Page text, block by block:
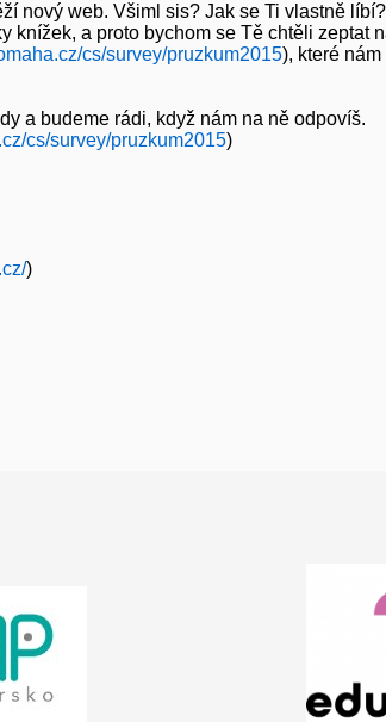
nový web. Všiml sis? Jak se Ti vlastně líbí?
knížek, a proto bychom se Tě chtěli zeptat
cs/survey/pruzkum2015), které
a budeme rádi, když nám na ně odpovíš.
cs/survey/pruzkum2015)
)